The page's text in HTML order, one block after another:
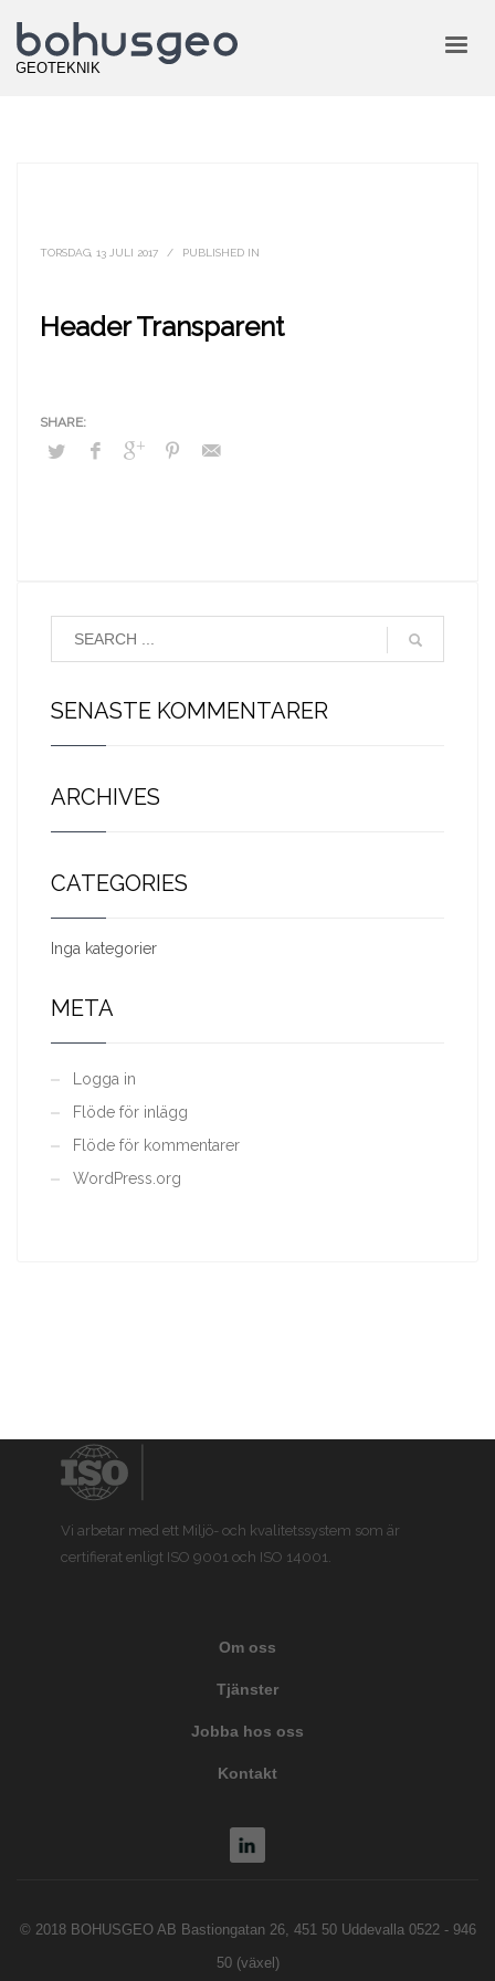
TORSDAG, 13 JULI 2017 / PUBLISHED IN
Header Transparent
SENASTE KOMMENTARER
ARCHIVES
CATEGORIES
Inga kategorier
META
Logga in
Flöde för inlägg
Flöde för kommentarer
WordPress.org
Vi arbetar med ett Miljö- och kvalitetssystem som är
certifierat enligt ISO 9001 och ISO 14001.
Om oss
Tjänster
Jobba hos oss
Kontakt
© 2018 BOHUSGEO AB Bastiongatan 26, 451 50 Uddevalla 0522 - 946
50 (växel)